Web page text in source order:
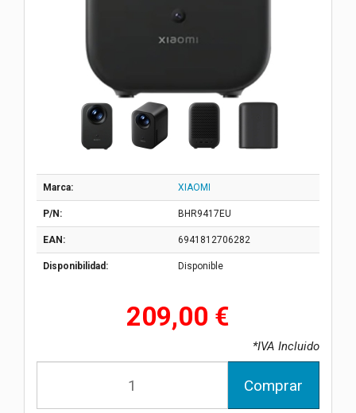
Marca: XIAOMI
P/N: BHR9417EU
EAN: 6941812706282
Disponibilidad: Disponible
209,00 €
*IVA Incluido
Comprar